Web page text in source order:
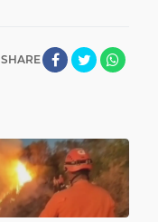
SHARE